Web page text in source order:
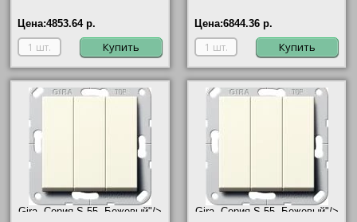
Цена:4853.64 р.
Купить
Цена:6844.36 р.
Купить
Gira, Серия S-55, Бежевый"/> Gira, Серия S-55, Бежевый"/>